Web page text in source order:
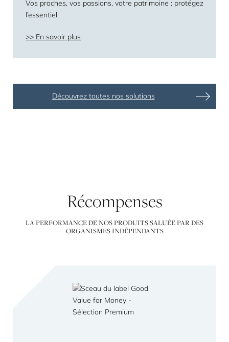
Vos proches, vos passions, votre patrimoine : protégez
l’essentiel
En savoir plus
Découvrez toutes nos solutions
Récompenses
LA PERFORMANCE DE NOS PRODUITS SALUÉE PAR DES
ORGANISMES INDÉPENDANTS